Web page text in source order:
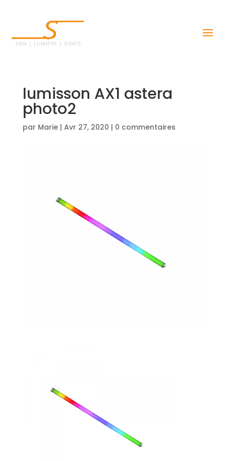
lumisson AX1 astera
photo2
par Marie| Avr 27, 2020 | 0 commentaires